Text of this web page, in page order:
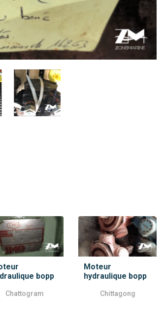
bopp
Chattogram
Moteur
hydraulique bopp
Chittagong